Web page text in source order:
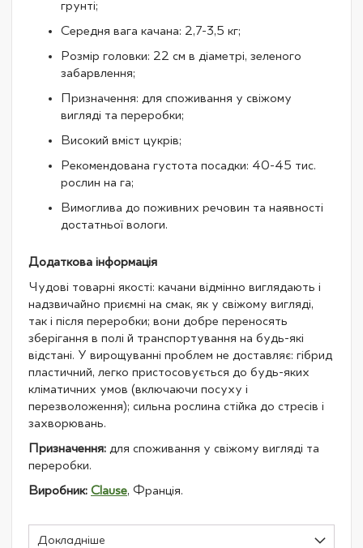
грунті;
Середня вага качана: 2,7-3,5 кг;
Розмір головки: 22 см в діаметрі, зеленого
забарвлення;
Призначення: для споживання у свіжому
вигляді та переробки;
Високий вміст цукрів;
Рекомендована густота посадки: 40-45 тис.
рослин на га;
Вимоглива до поживних речовин та наявності
достатньої вологи.
Додаткова інформація
Чудові товарні якості: качани відмінно виглядають і
надзвичайно приємні на смак, як у свіжому вигляді,
так і після переробки; вони добре переносять
зберігання в полі й транспортування на будь-які
відстані. У вирощуванні проблем не доставляє: гібрид
пластичний, легко пристосовується до будь-яких
кліматичних умов (включаючи посуху і
перезволоження); сильна рослина стійка до стресів і
захворювань.
Призначення: для споживання у свіжому вигляді та
переробки.
Виробник: Clause, Франція.
Докладніше